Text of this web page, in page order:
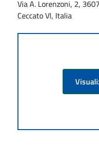
Via A. Lorenzoni, 2,
Ceccato VI, Italia